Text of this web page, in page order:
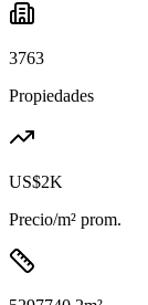
3763
Propiedades
US$2K
Precio/m² prom.